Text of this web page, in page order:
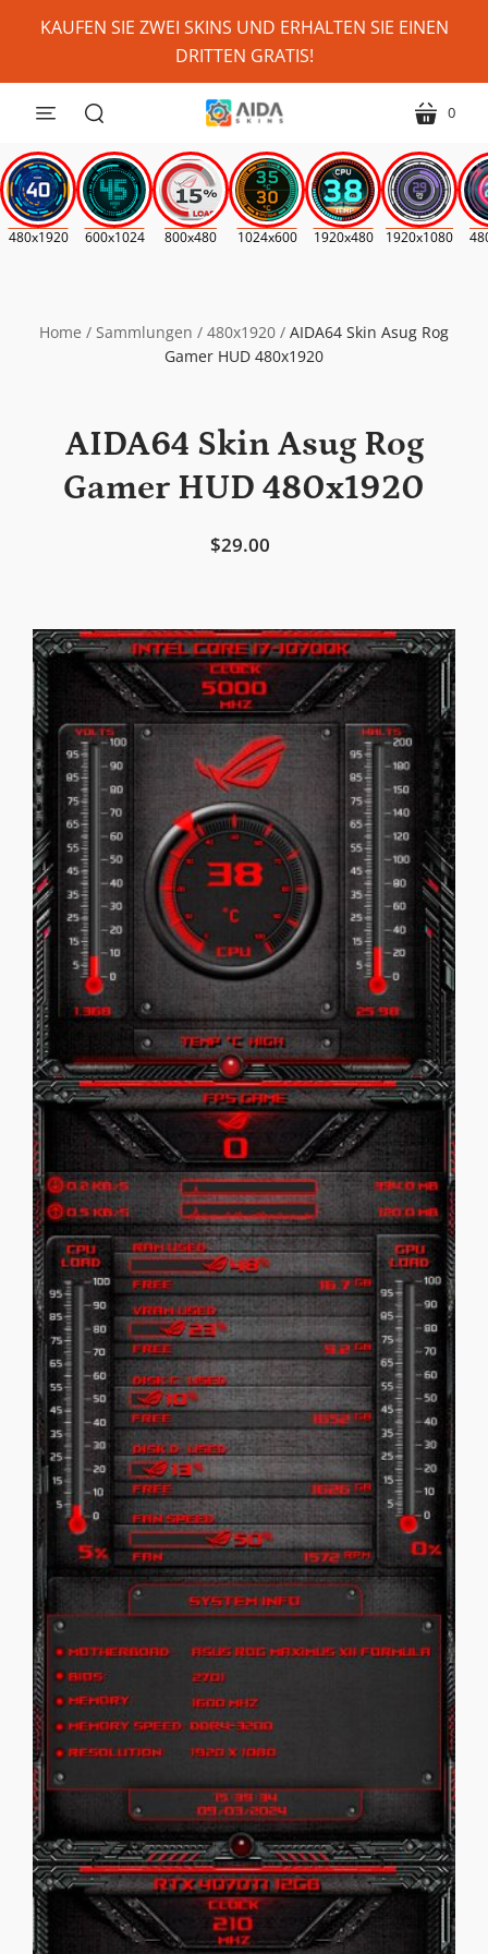
KAUFEN SIE ZWEI SKINS UND ERHALTEN SIE EINEN
DRITTEN GRATIS!
Speisekarte Wagen
0
480x1920 600x1024 800x480 1024x600 1920x480 1920x1080
Home / Sammlungen / 480x1920 / AIDA64 Skin Asug Rog
Gamer HUD 480x1920
AIDA64 Skin Asug Rog
Gamer HUD 480x1920
$29.00
(Where
Possible)
*